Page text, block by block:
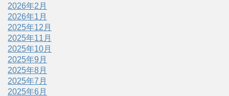
2026年2月
2026年1月
2025年12月
2025年11月
2025年10月
2025年9月
2025年8月
2025年7月
2025年6月